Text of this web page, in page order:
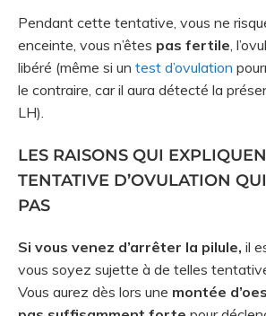
Pendant cette tentative, vous ne
enceinte, vous n’êtes pas fertile ,
libéré (même si un test d’ovulation
le contraire, car il aura détecté la
LH).
LES RAISONS QUI
TENTATIVE D’OVULATION
PAS
Si vous venez d’arrêter la pilule, il
vous soyez sujette à de telles
Vous aurez dès lors une montée